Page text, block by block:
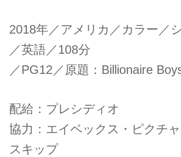
2018年／アメリカ／カラー／
／英語／108分
／PG12／原題：Billionaire
配給：プレシディオ
協力：エイベックス・ピクチ
スキップ